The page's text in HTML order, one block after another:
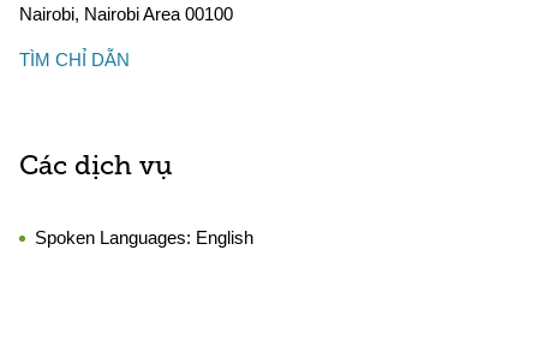
Nairobi, Nairobi Area 00100
TÌM CHỈ DẪN
Các dịch vụ
Spoken Languages: English